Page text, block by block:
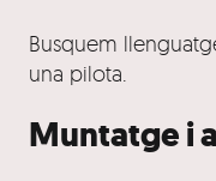
Busquem
una pilota.
Muntatge i